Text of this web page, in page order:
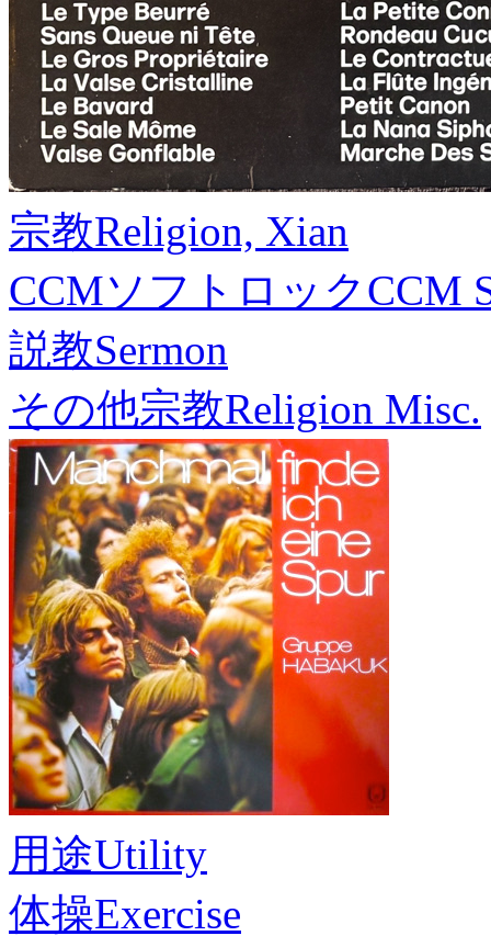
宗教Religion, Xian
CCMソフトロックCCM
説教Sermon
その他宗教Religion Misc.
用途Utility
体操Exercise